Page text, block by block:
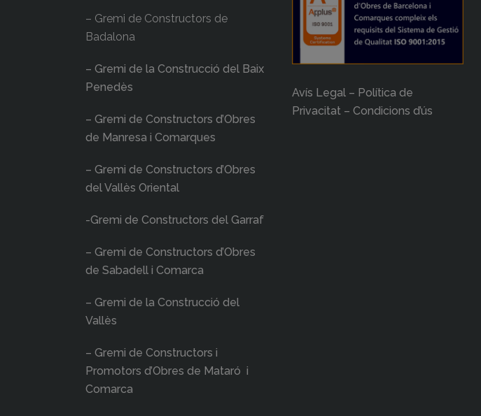
– Gremi de Constructors de
Badalona
– Gremi de la Construcció del Baix
Penedès
– Gremi de Constructors d’Obres
de Manresa i Comarques
– Gremi de Constructors d’Obres
del Vallès Oriental
-Gremi de Constructors del Garraf
– Gremi de Constructors d’Obres
de Sabadell i Comarca
– Gremi de la Construcció del
Vallès
– Gremi de Constructors i
Promotors d’Obres de Mataró i
Comarca
Avís Legal – Política de
Privacitat – Condicions d’ús